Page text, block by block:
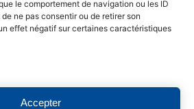
le comportement de navigation ou les ID
ne pas consentir ou de retirer son
effet négatif sur certaines caractéristiques
Accepter